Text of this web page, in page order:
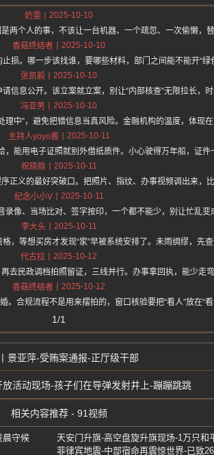
奶雯
2025-10-10
两个人的事，不该让一台机器、一个疏忽、一次偷懒，替
香菇终结者
2025-10-10
损。哪一步该找谁，要哪些材料，部门之间能不能开“绿
张凯毅
2025-10-10
信息公开。该立案就立案，别让“内部核查”无限拉长，时
冯亚男
2025-10-10
中”，避免把错信息当真风险。金融机构的温度，体现在
主持人yoyo酱
2025-10-11
能用电子证照就别外借纸质件。小心驶得万年船，证件
祝晓晗
2025-10-11
正义的最好突破口。把照片、指纹、办事视频调出来，比
纪念小小V
2025-10-11
像、当场比对、签字按印，一个都不能少，别让忙乱变
李大头
2025-10-11
，等想买房才发现“家”早被系统安排了。未雨绸缪，先查
代古拉
2025-10-12
去民政调档拍照留证，三线并行。办事拿回执，能少走弯
香菇终结者
2025-10-12
合规流程不是用来摆拍的，窗口核验要把“看人”放在“看
1/1
景亚萍-受贿案通报-正厅级干部
放活动现场-孩子们在导弹发射井上-蹦蹦跳跳
相关内容推荐 - 91视频
晨守候
天安门升旗-高空盘旋升旗现场-1万只和
菲律宾地震-中部宿命再震惊世界-已致